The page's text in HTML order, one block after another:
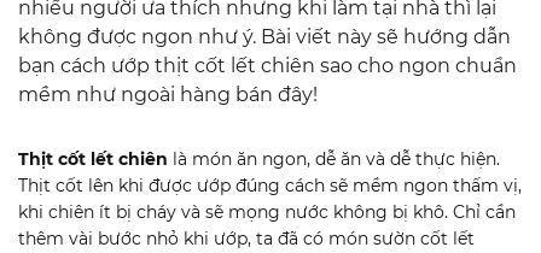
nhiều người ưa thích nhưng khi làm tại nhà thì lại
không được ngon như ý. Bài viết này sẽ hướng dẫn
bạn cách ướp thịt cốt lết chiên sao cho ngon chuẩn
mềm như ngoài hàng bán đây!
Thịt cốt lết chiên là món ăn ngon, dễ ăn và dễ thực hiện.
Thịt cốt lên khi được ướp đúng cách sẽ mềm ngon thấm vị,
khi chiên ít bị cháy và sẽ mọng nước không bị khô. Chỉ cần
thêm vài bước nhỏ khi ướp, ta đã có món sườn cốt lết